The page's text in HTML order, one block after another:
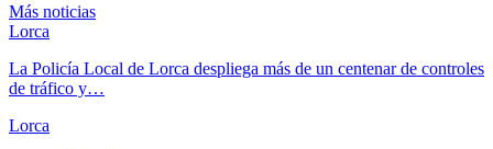
Más noticias
Lorca
La Policía Local de Lorca despliega más de un centenar de controles
de tráfico y…
Lorca